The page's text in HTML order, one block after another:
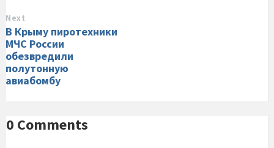
Next
В Крыму пиротехники
МЧС России
обезвредили
полутонную
авиабомбу
0 Comments